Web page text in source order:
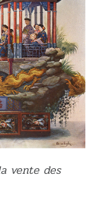
vente des